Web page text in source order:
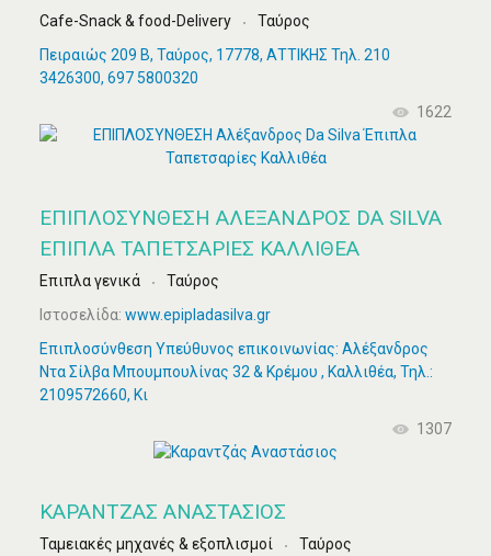
Cafe-Snack & food-Delivery
Ταύρος
Πειραιώς 209 Β, Ταύρος, 17778, ΑΤΤΙΚΗΣ Τηλ. 210
3426300, 697 5800320
1622
ΕΠΙΠΛΟΣΥΝΘΕΣΗ ΑΛΈΞΑΝΔΡΟΣ DA SILVA
ΈΠΙΠΛΑ ΤΑΠΕΤΣΑΡΊΕΣ ΚΑΛΛΙΘΈΑ
Επιπλα γενικά
Ταύρος
Ιστοσελίδα: www.epipladasilva.gr
Επιπλοσύνθεση Υπεύθυνος επικοινωνίας: Αλέξανδρος
Ντα Σίλβα Μπουμπουλίνας 32 & Κρέμου , Καλλιθέα, Τηλ.:
2109572660, Κι
1307
ΚΑΡΑΝΤΖΆΣ ΑΝΑΣΤΆΣΙΟΣ
Ταμειακές μηχανές & εξοπλισμοί
Ταύρος